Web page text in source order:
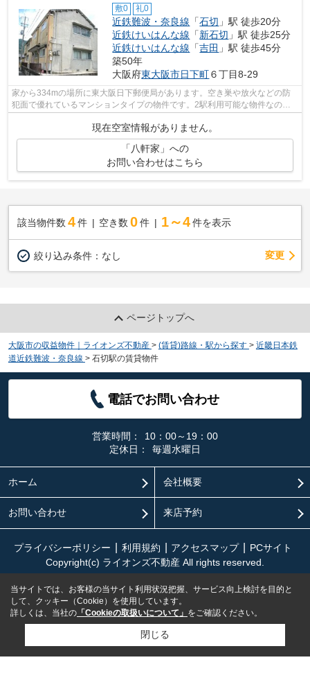
敷0 礼0
近鉄難波・奈良線 「石切 」駅 徒歩20分
近鉄けいはんな線 「新石切 」駅 徒歩25分
近鉄けいはんな線 「吉田 」駅 徒歩45分
築50年
大阪府東大阪市日下町６丁目8-29
家から334mの場所に東大阪日下郵便局があります。空き巣や放火などの防
犯面で優れているマンションタイプの物件です。2駅利用可能な物件なの
現在空室情報がありません。
「八軒家」への
お問い合わせはこちら
該当物件数 4件 空き数 0 件 1～4 件を表示
絞り込み条件： なし 変更
ページトップへ
大阪市の収益物件｜ライオンズ不動産 > (賃貸)路線・駅から探す > 近畿日本鉄
道近鉄難波・奈良線 > 石切駅の賃貸物件
電話でお問い合わせ
営業時間：
10：00～19：00
定休日：
毎週水曜日
ホーム 会社概要
お問い合わせ 来店予約
プライバシーポリシー 利用規約 アクセスマップ
PCサイト
Copyright(c) ライオンズ不動産 All rights reserved.
当サイトでは、お客様の当サイト利用状況把握、サービス向上検討を目的と
して、クッキー（Cookie）を使用しています。
詳しくは、当社の 「Cookieの取扱いについて」 をご確認ください。
閉じる